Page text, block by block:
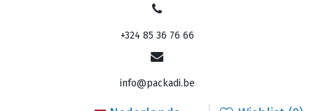
+324 85 36 76 66
info@packadi.be